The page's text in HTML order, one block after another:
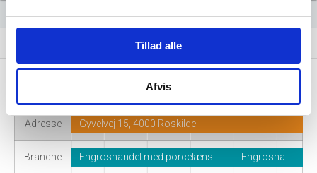
Tillad alle
Afvis
Virksomhedshistorik
Adresse
Branche
JapanbyNana
Gyvelvej 15, 4000 Roskilde
Engroshandel med porcelæns-… Engrosha…